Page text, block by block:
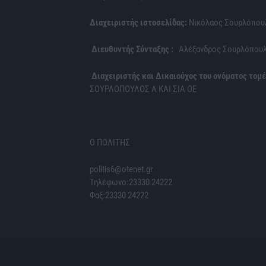
Διαχειριστής ιστοσελίδας: Νικόλαος
Διευθυντής Σύνταξης : Αλέξανδρος
Διαχειριστής και Δικαιούχος του ονόματος
ΣΟΥΡΛΟΠΟΥΛΟΣ Α ΚΑΙ ΣΙΑ ΟΕ
Ο ΠΟΛΙΤΗΣ
politis6@otenet.gr
Τηλέφωνο:23330 24222
Φαξ:23330 24222